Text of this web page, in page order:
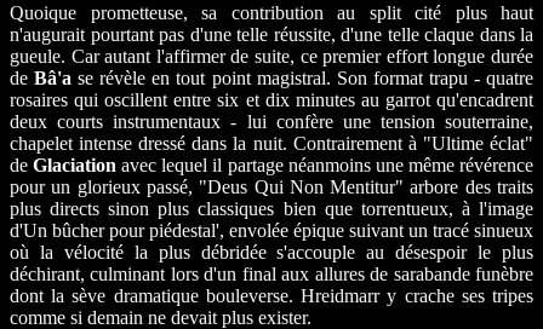
Quoique prometteuse, sa contribution au split cité plus haut
n'augurait pourtant pas d'une telle réussite, d'une telle claque dans la
gueule. Car autant l'affirmer de suite, ce premier effort longue durée
deBâ'ase révèle en tout point magistral. Son format trapu - quatre
rosaires qui oscillent entre six et dix minutes au garrot qu'encadrent
deux courts instrumentaux - lui confère une tension souterraine,
chapelet intense dressé dans la nuit. Contrairement à "Ultime éclat"
deGlaciationavec lequel il partage néanmoins une même révérence
pour un glorieux passé, "Deus Qui Non Mentitur" arbore des traits
plus directs sinon plus classiques bien que torrentueux, à l'image
d'Un bûcher pour piédestal', envolée épique suivant un tracé sinueux
où la vélocité la plus débridée s'accouple au désespoir le plus
déchirant, culminant lors d'un final aux allures de sarabande funèbre
dont la sève dramatique bouleverse. Hreidmarr y crache ses tripes
comme si demain ne devait plus exister.